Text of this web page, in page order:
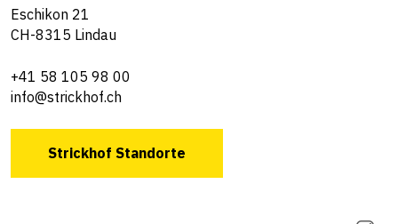
Eschikon 21
CH-8315 Lindau
+41 58 105 98 00
info@strickhof.ch
Strickhof Standorte